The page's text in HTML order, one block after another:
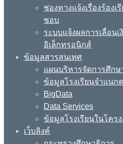
ช่องทางแจ้งเรื่องร้อง
ชอบ
ระบบแจ้งผลการเลื่อน
อิเล็กทรอนิกส์
ข้อมูลสารสนเทศ
แผนบริหารจัดการศึก
ข้อมูลโรงเรียนจำแน
BigData
Data Services
ข้อมูลโรงเรียนในโคร
เว็บลิงค์